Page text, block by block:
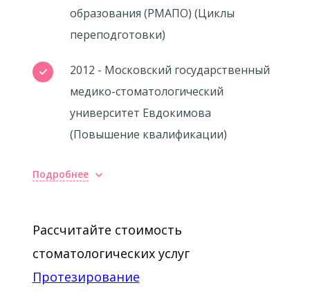
образования (РМАПО) (Циклы
переподготовки)
2012 - Московский государственный
медико-стоматологический
университет Евдокимова
(Повышение квалификации)
Повышение квалификации
зубов после эндодонтического
лечения
Подробнее
Рассчитайте стоимость
стоматологических услуг
Протезирование